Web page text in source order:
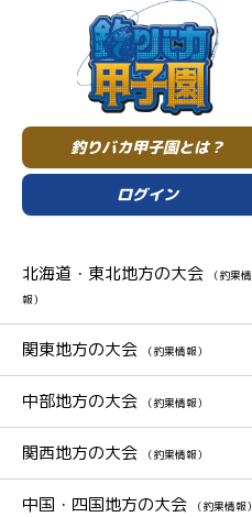
釣りバカ甲子園とは？
ログイン
北海道・東北地方の大会
（釣果情
報）
関東地方の大会 （釣果情報）
中部地方の大会 （釣果情報）
関西地方の大会 （釣果情報）
中国・四国地方の大会 （釣果情報）